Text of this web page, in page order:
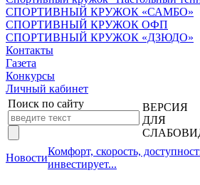
СПОРТИВНЫЙ КРУЖОК «САМБО»
СПОРТИВНЫЙ КРУЖОК ОФП
СПОРТИВНЫЙ КРУЖОК «ДЗЮДО»
Контакты
Газета
Конкурсы
Личный кабинет
Поиск по сайту
ВЕРСИЯ
ДЛЯ
Новости
Комфорт, скорость,
инвестирует...